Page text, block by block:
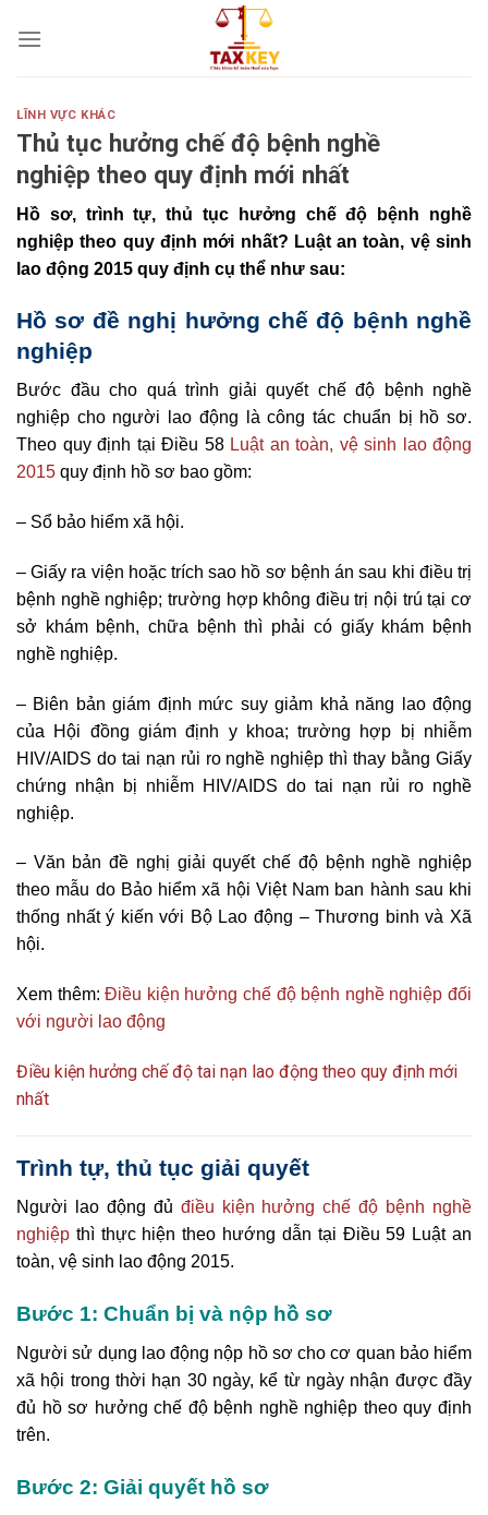
LĨNH VỰC KHÁC
Thủ tục hưởng chế độ bệnh nghề
nghiệp theo quy định mới nhất
Hồ sơ, trình tự, thủ tục hưởng chế độ bệnh nghề
nghiệp theo quy định mới nhất? Luật an toàn, vệ sinh
lao động 2015 quy định cụ thể như sau:
Hồ sơ đề nghị hưởng chế độ bệnh nghề
nghiệp
Bước đầu cho quá trình giải quyết chế độ bệnh nghề
nghiệp cho người lao động là công tác chuẩn bị hồ sơ.
Theo quy định tại Điều 58 Luật an toàn, vệ sinh lao động
2015 quy định hồ sơ bao gồm:
– Sổ bảo hiểm xã hội.
– Giấy ra viện hoặc trích sao hồ sơ bệnh án sau khi điều trị
bệnh nghề nghiệp; trường hợp không điều trị nội trú tại cơ
sở khám bệnh, chữa bệnh thì phải có giấy khám bệnh
nghề nghiệp.
– Biên bản giám định mức suy giảm khả năng lao động
của Hội đồng giám định y khoa; trường hợp bị nhiễm
HIV/AIDS do tai nạn rủi ro nghề nghiệp thì thay bằng Giấy
chứng nhận bị nhiễm HIV/AIDS do tai nạn rủi ro nghề
nghiệp.
– Văn bản đề nghị giải quyết chế độ bệnh nghề nghiệp
theo mẫu do Bảo hiểm xã hội Việt Nam ban hành sau khi
thống nhất ý kiến với Bộ Lao động – Thương binh và Xã
hội.
Xem thêm:Điều kiện hưởng chế độ bệnh nghề nghiệp đối
với người lao động
Điều kiện hưởng chế độ tai nạn lao động theo quy định mới
nhất
Trình tự, thủ tục giải quyết
Người lao động đủ điều kiện hưởng chế độ bệnh nghề
nghiệp thì thực hiện theo hướng dẫn tại Điều 59 Luật an
toàn, vệ sinh lao động 2015.
Bước 1: Chuẩn bị và nộp hồ sơ
Người sử dụng lao động nộp hồ sơ cho cơ quan bảo hiểm
xã hội trong thời hạn 30 ngày, kể từ ngày nhận được đầy
đủ hồ sơ hưởng chế độ bệnh nghề nghiệp theo quy định
trên.
Bước 2: Giải quyết hồ sơ